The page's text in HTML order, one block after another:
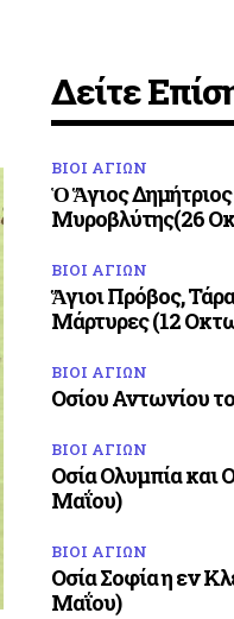
Δείτε
ΒΙΟΙ ΑΓΙΩΝ
Ὁ Ἅγιος
Μυροβλύτης(26
ΒΙΟΙ ΑΓΙΩΝ
Ἅγιοι Πρόβος,
Μάρτυρες (12
ΒΙΟΙ ΑΓΙΩΝ
Οσίου Αντωνίου
ΒΙΟΙ ΑΓΙΩΝ
Οσία Ολυμπία και
Μαΐου)
ΒΙΟΙ ΑΓΙΩΝ
Οσία Σοφία η εν
Μαΐου)